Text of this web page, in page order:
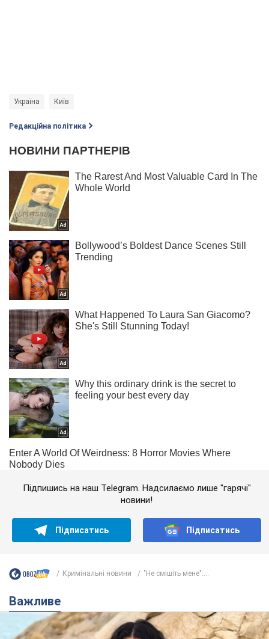
Україна Київ
Редакційна політика
Підпишись на наш Telegram. Надсилаємо лише "гарячі"
новини!
Підписатись Підписатись
Кримінальні новини "Не смішіть мене":...
Важливе